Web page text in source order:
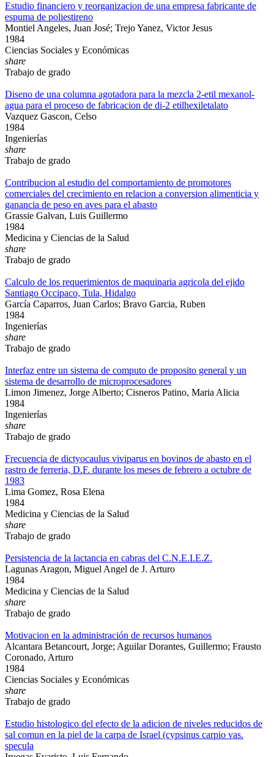
Estudio financiero y reorganizacion de una empresa fabricante de
espuma de poliestireno
Montiel Angeles, Juan José; Trejo Yanez, Victor Jesus
1984
Ciencias Sociales y Económicas
share
Trabajo de grado
Diseno de una columna agotadora para la mezcla 2-etil mexanol-
agua para el proceso de fabricacion de di-2 etilhexiletalato
Vazquez Gascon, Celso
1984
Ingenierías
share
Trabajo de grado
Contribucion al estudio del comportamiento de promotores
comerciales del crecimiento en relacion a conversion alimenticia y
ganancia de peso en aves para el abasto
Grassie Galvan, Luis Guillermo
1984
Medicina y Ciencias de la Salud
share
Trabajo de grado
Calculo de los requerimientos de maquinaria agricola del ejido
Santiago Occipaco, Tula, Hidalgo
García Caparros, Juan Carlos; Bravo Garcia, Ruben
1984
Ingenierías
share
Trabajo de grado
Interfaz entre un sistema de computo de proposito general y un
sistema de desarrollo de microprocesadores
Limon Jimenez, Jorge Alberto; Cisneros Patino, Maria Alicia
1984
Ingenierías
share
Trabajo de grado
Frecuencia de dictyocaulus viviparus en bovinos de abasto en el
rastro de ferreria, D.F. durante los meses de febrero a octubre de
1983
Lima Gomez, Rosa Elena
1984
Medicina y Ciencias de la Salud
share
Trabajo de grado
Persistencia de la lactancia en cabras del C.N.E.I.E.Z.
Lagunas Aragon, Miguel Angel de J. Arturo
1984
Medicina y Ciencias de la Salud
share
Trabajo de grado
Motivacion en la administración de recursos humanos
Alcantara Betancourt, Jorge; Aguilar Dorantes, Guillermo; Frausto
Coronado, Arturo
1984
Ciencias Sociales y Económicas
share
Trabajo de grado
Estudio histologico del efecto de la adicion de niveles reducidos de
sal comun en la piel de la carpa de Israel (cypsinus carpio vas.
specula